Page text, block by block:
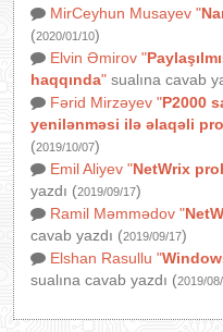
MirCeyhun Musayev "
(2020/01/10)
Elvin Əmirov "
haqqında" sualına cavab
Fərid Mirzəyev "P2000
yenilənməsi ilə əlaqəli
(2019/10/07)
Emil Aliyev "NetWrix
yazdı (2019/09/17)
Ramil Məmmədov "
cavab yazdı (2019/09/17)
Elshan Rasullu "
sualına cavab yazdı (2019/